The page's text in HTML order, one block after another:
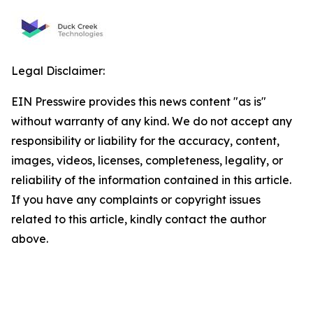
Legal Disclaimer:
EIN Presswire provides this news content "as is"
without warranty of any kind. We do not accept any
responsibility or liability for the accuracy, content,
images, videos, licenses, completeness, legality, or
reliability of the information contained in this article.
If you have any complaints or copyright issues
related to this article, kindly contact the author
above.